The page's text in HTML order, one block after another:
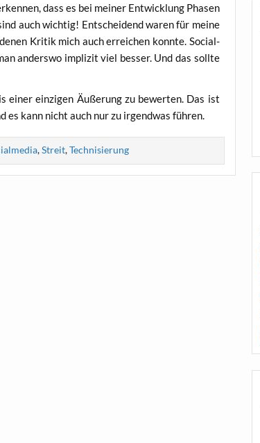
dass es bei mei­ner Ent­wick­lung Pha­sen
auch wich­tig! Ent­schei­dend waren für mei­ne
Kri­tik mich auch errei­chen konn­te. Social­
anders­wo impli­zit viel bes­ser. Und das soll­te
einer ein­zi­gen Äuße­rung zu bewer­ten. Das ist
es kann nicht auch nur zu irgend­was führen.
,Streit,Technisierung